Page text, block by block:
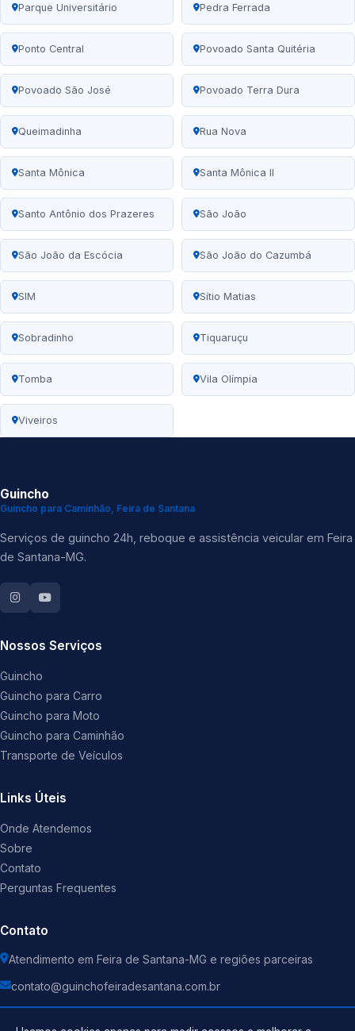
Parque Universitário Pedra Ferrada
Ponto Central Povoado Santa Quitéria
Povoado São José Povoado Terra Dura
Queimadinha Rua Nova
Santa Mônica Santa Mônica II
Santo Antônio dos Prazeres São João
São João da Escócia São João do Cazumbá
SIM Sítio Matias
Sobradinho Tiquaruçu
Tomba Vila Olímpia
Viveiros
Guincho
Guincho para Caminhão, Feira de Santana
Serviços de guincho 24h, reboque e assistência veicular em Feira
de Santana-MG.
Nossos Serviços
Guincho
Guincho para Carro
Guincho para Moto
Guincho para Caminhão
Transporte de Veículos
Links Úteis
Onde Atendemos
Sobre
Contato
Perguntas Frequentes
Contato
Atendimento em Feira de Santana-MG e regiões parceiras
contato@guinchofeiradesantana.com.br